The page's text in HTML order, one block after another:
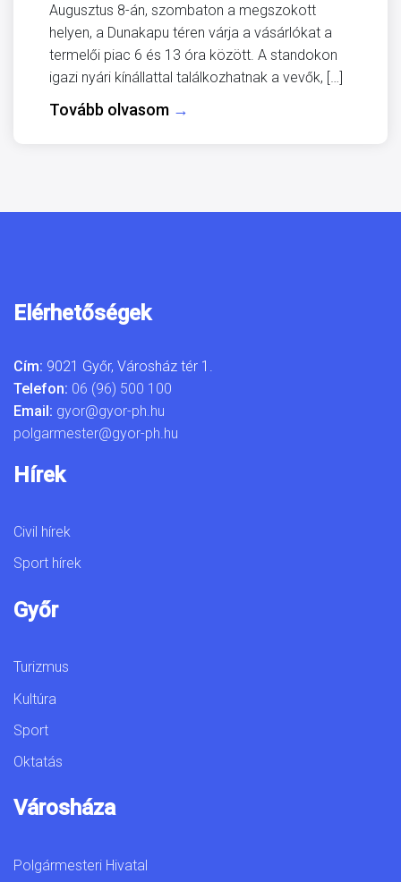
Augusztus 8-án, szombaton a megszokott
helyen, a Dunakapu téren várja a vásárlókat a
termelői piac 6 és 13 óra között. A standokon
igazi nyári kínállattal találkozhatnak a vevők, […]
Tovább olvasom →
Elérhetőségek
Cím: 9021 Győr, Városház tér 1.
Telefon: 06 (96) 500 100
Email: gyor@gyor-ph.hu
polgarmester@gyor-ph.hu
Hírek
Civil hírek
Sport hírek
Győr
Turizmus
Kultúra
Sport
Oktatás
Városháza
Polgármesteri Hivatal